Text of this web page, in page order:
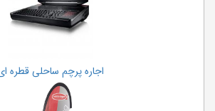
اجاره پرچم ساحلی قطره